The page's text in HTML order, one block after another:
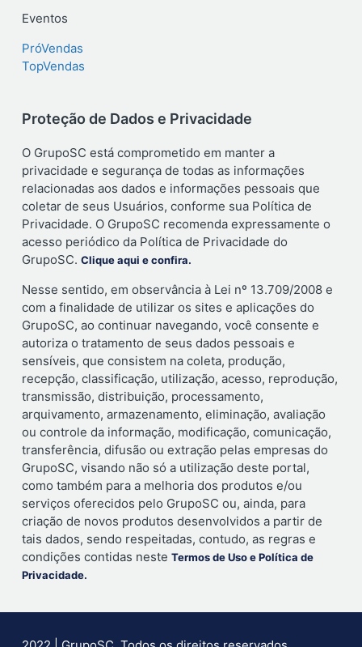
Eventos
PróVendas
TopVendas
Proteção de Dados e Privacidade
O GrupoSC está comprometido em manter a
privacidade e segurança de todas as informações
relacionadas aos dados e informações pessoais que
coletar de seus Usuários, conforme sua Política de
Privacidade. O GrupoSC recomenda expressamente o
acesso periódico da Política de Privacidade do
GrupoSC. Clique aqui e confira.
Nesse sentido, em observância à Lei nº 13.709/2008 e
com a finalidade de utilizar os sites e aplicações do
GrupoSC, ao continuar navegando, você consente e
autoriza o tratamento de seus dados pessoais e
sensíveis, que consistem na coleta, produção,
recepção, classificação, utilização, acesso, reprodução,
transmissão, distribuição, processamento,
arquivamento, armazenamento, eliminação, avaliação
ou controle da informação, modificação, comunicação,
transferência, difusão ou extração pelas empresas do
GrupoSC, visando não só a utilização deste portal,
como também para a melhoria dos produtos e/ou
serviços oferecidos pelo GrupoSC ou, ainda, para
criação de novos produtos desenvolvidos a partir de
tais dados, sendo respeitadas, contudo, as regras e
condições contidas neste Termos de Uso e Política de
Privacidade.